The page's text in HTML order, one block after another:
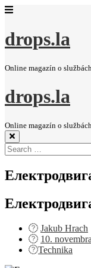
drops.la
Online magazín o
drops.la
Online magazín o
Search
for:
Jakub Hrach
Posted
on
10.
Technika